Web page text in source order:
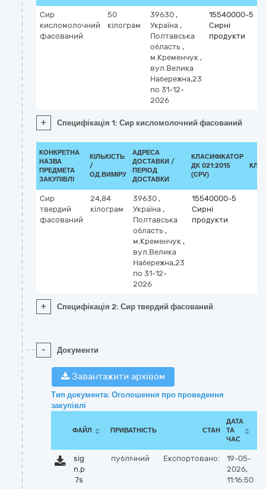
Сир
кисломолочний
фасований
50
кілограм
39630 ,
Україна ,
Полтавська
область ,
м.Кременчук ,
вул.Велика
Набережна,23
по 31-12-
2026
15540000-5
Сирні
продукти
+ Специфікація 1: Сир кисломолочний фасований
КОНКРЕТНА
НАЗВА
ПРЕДМЕТА
ЗАКУПІВЛІ
КІЛЬКІСТЬ
/
ОД.ВИМІРУ
АДРЕСА
ДОСТАВКИ /
ПЕРІОД
ДОСТАВКИ
КЛАСИФІКАТОР
ДК 021:2015
(CPV)
Сир
твердий
фасований
24,84
кілограм
39630 ,
Україна ,
Полтавська
область ,
м.Кременчук ,
вул.Велика
Набережна,23
по 31-12-
2026
15540000-5
Сирні
продукти
+ Специфікація 2: Сир твердий фасований
- Документи
Завантажити архівом
Тип документа: Оголошення про проведення
закупівлі
ФАЙЛ ПРИВАТНІСТЬ СТАН
ДАТА
ТА
ЧАС
sig
n.p
7s
публічний Експортовано:
19-05-
2026,
11:16:50